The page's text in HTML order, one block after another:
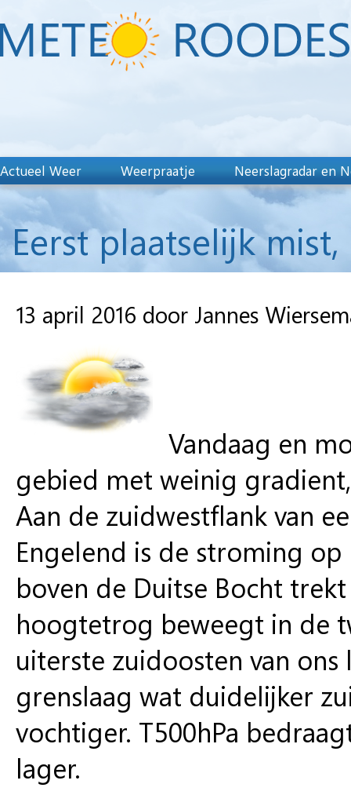
Actueel Weer Weerpraatje Neerslagradar en
Eerst plaatselijk
13 april 2016 door Jannes
Vandaag en
gebied met weinig
Aan de zuidwestflank van
Engelend is de stroming
boven de Duitse Bocht
hoogtetrog beweegt in de
uiterste zuidoosten van
grenslaag wat duidelijker
vochtiger. T500hPa
lager.